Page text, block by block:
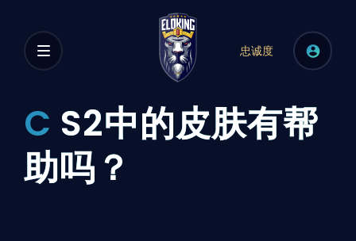
忠诚度
C S2中的皮肤有帮
助吗？